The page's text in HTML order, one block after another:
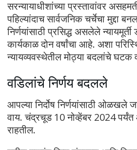
सरन्यायाधीशांच्या प्रस्तावांवर
पहिल्यांदाच सार्वजनिक चर्चेचा मुद्दा
निर्णयांसाठी प्रसिद्ध असलेले
कार्यकाळ दोन वर्षांचा आहे. अशा
न्यायव्यवस्थेतील मोठ्या बदलांचे
वडिलांचे निर्णय बदलले
आपल्या निर्दोष निर्णयांसाठी ओळखले
वाय. चंद्रचूड 10 नोव्हेंबर 2024
राहतील.